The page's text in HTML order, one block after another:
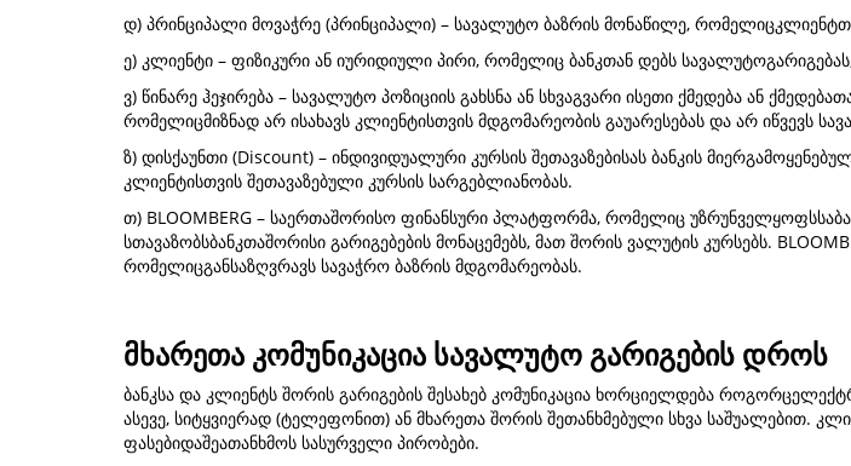
დ) პრინციპალი მოვაჭრე (პრინციპალი) – სავალუტო ბაზრის მონაწილე,
ე) კლიენტი – ფიზიკური ან იურიდიული პირი, რომელიც ბანკთან დებს
ვ) წინარე ჰეჯირება – სავალუტო პოზიციის გახსნა ან სხვაგვარი ისეთი ქმედება ან
რომელიცმიზნად არ ისახავს კლიენტისთვის მდგომარეობის გაუარესებას და არ იწვევს
ზ) დისქაუნთი (Discount) – ინდივიდუალური კურსის შეთავაზებისას ბანკის
კლიენტისთვის შეთავაზებული კურსის სარგებლიანობას.
თ) BLOOMBERG – საერთაშორისო ფინანსური პლატფორმა, რომელიც
სთავაზობსბანკთაშორისი გარიგებების მონაცემებს, მათ შორის ვალუტის კურსებს.
რომელიცგანსაზღვრავს სავაჭრო ბაზრის მდგომარეობას.
მხარეთა კომუნიკაცია სავალუტო გარიგების დროს
ბანკსა და კლიენტს შორის გარიგების შესახებ კომუნიკაცია ხორციელდება
ასევე, სიტყვიერად (ტელეფონით) ან მხარეთა შორის შეთანხმებული სხვა საშუალებით.
ფასებიდაშეათანხმოს სასურველი პირობები.